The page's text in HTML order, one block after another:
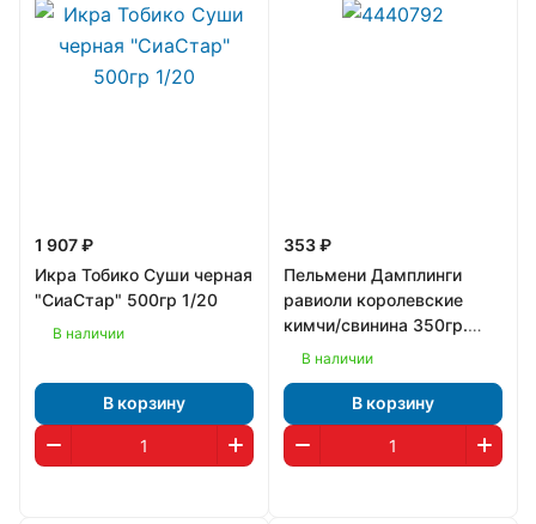
1 907 ₽
Икра Тобико Суши черная
"СиаСтар" 500гр 1/20
В наличии
В корзину
353 ₽
Пельмени Дамплинги
равиоли королевские
кимчи/свинина 350гр.
"Bibigo" Корея 1/8
В наличии
В корзину